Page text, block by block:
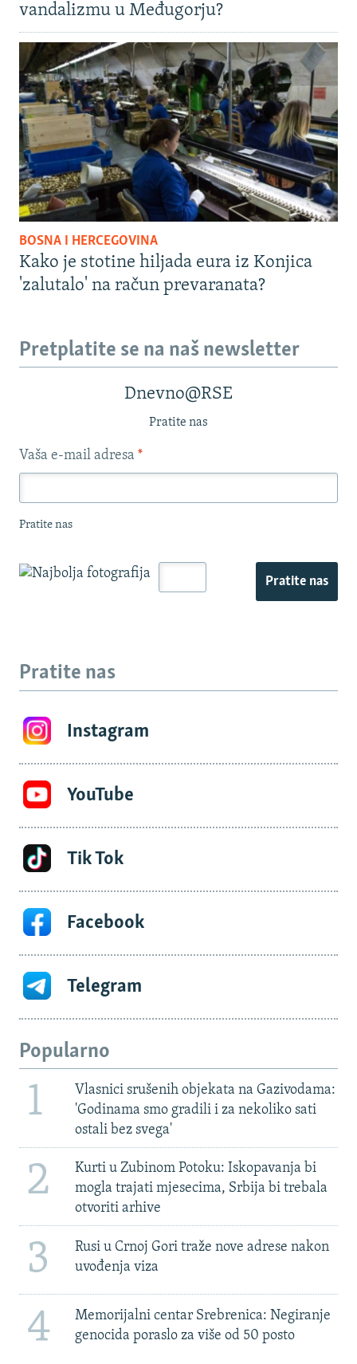
vandalizmu u Međugorju?
BOSNA I HERCEGOVINA
Kako je stotine hiljada eura iz Konjica
'zalutalo' na račun prevaranata?
Pretplatite se na naš newsletter
Dnevno@RSE
Pratite nas
Vaša e-mail adresa *
Pratite nas
Pratite nas
Pratite nas
Instagram
YouTube
Tik Tok
Facebook
Telegram
Popularno
1
Vlasnici srušenih objekata na Gazivodama:
'Godinama smo gradili i za nekoliko sati
ostali bez svega'
2
Kurti u Zubinom Potoku: Iskopavanja bi
mogla trajati mjesecima, Srbija bi trebala
otvoriti arhive
3
Rusi u Crnoj Gori traže nove adrese nakon
uvođenja viza
4
Memorijalni centar Srebrenica: Negiranje
genocida poraslo za više od 50 posto